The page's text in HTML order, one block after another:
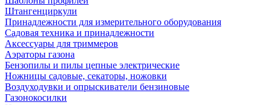
Штангенциркули
Принадлежности для измерительного оборудования
Садовая техника и принадлежности
Аксессуары для триммеров
Аэраторы газона
Бензопилы и пилы цепные электрические
Ножницы садовые, секаторы, ножовки
Воздуходувки и опрыскиватели бензиновые
Газонокосилки